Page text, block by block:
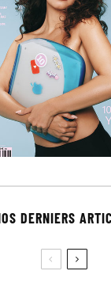
DERNIERS